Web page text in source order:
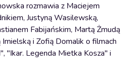
rozmawia z Maciejem
Justyną Wasilewską,
Fabijańskim, Martą Żmudą
i Zofią Domalik o filmach
"Ikar. Legenda Mietka Kosza" i